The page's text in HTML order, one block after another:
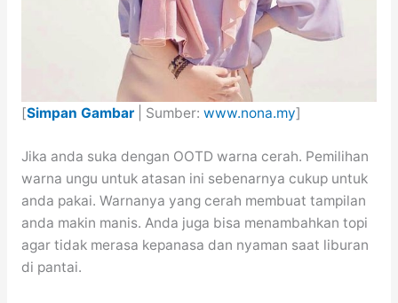
[Simpan Gambar| Sumber: www.nona.my]
Jika anda suka dengan OOTD warna cerah. Pemilihan
warna ungu untuk atasan ini sebenarnya cukup untuk
anda pakai. Warnanya yang cerah membuat tampilan
anda makin manis. Anda juga bisa menambahkan topi
agar tidak merasa kepanasa dan nyaman saat liburan
di pantai.